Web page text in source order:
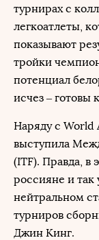
турнирах с
легкоатлеты,
показывают
тройки
потенциал
исчез – готовы
Наряду с World
выступила
(ITF). Правда, в
россияне и так
нейтральном
турниров
Джин Кинг.